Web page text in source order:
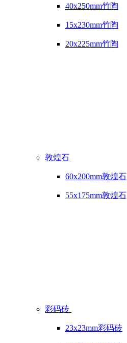
40x250mm竹陶
15x230mm竹陶
20x225mm竹陶
敦煌石
60x200mm敦煌石
55x175mm敦煌石
彩码砖
23x23mm彩码砖